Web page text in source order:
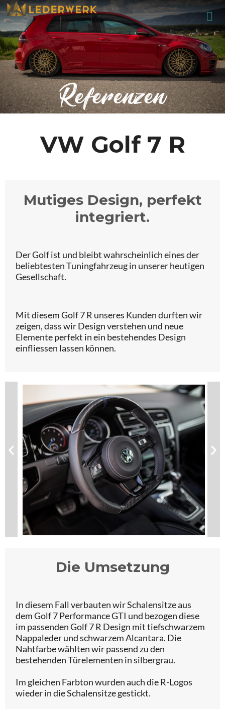
Referenzen
VW Golf 7 R
Mutiges Design, perfekt
integriert.
Der Golf ist und bleibt wahrscheinlich eines der
beliebtesten Tuningfahrzeug in unserer heutigen
Gesellschaft.
Mit diesem Golf 7 R unseres Kunden durften wir
zeigen, dass wir Design verstehen und neue
Elemente perfekt in ein bestehendes Design
einfliessen lassen können.
Die Umsetzung
In diesem Fall verbauten wir Schalensitze aus
dem Golf 7 Performance GTI und bezogen diese
im passenden Golf 7 R Design mit tiefschwarzem
Nappaleder und schwarzem Alcantara. Die
Nahtfarbe wählten wir passend zu den
bestehenden Türelementen in silbergrau.
Im gleichen Farbton wurden auch die R-Logos
wieder in die Schalensitze gestickt.